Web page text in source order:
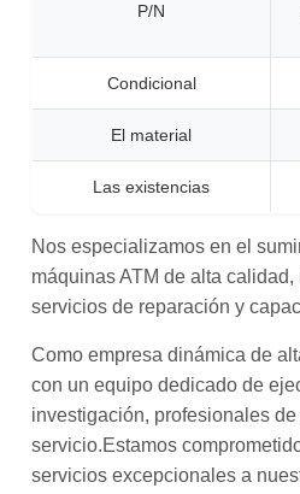
P/N
Condicional
El material
Las existencias
Nos especializamos en el
máquinas ATM de alta
servicios de reparación y
Como empresa dinámica de
con un equipo dedicado de
investigación, profesionales
servicio.Estamos
servicios excepcionales a